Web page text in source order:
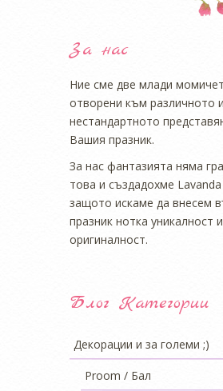
За нас
Ние сме две млади
отворени към различното и
нестандартното
Вашия празник.
За нас фантазията няма
това и създадохме
защото искаме да внесем
празник нотка уникалност и
оригиналност.
Блог Категории
Декорации и за големи ;)
Proom / Бал